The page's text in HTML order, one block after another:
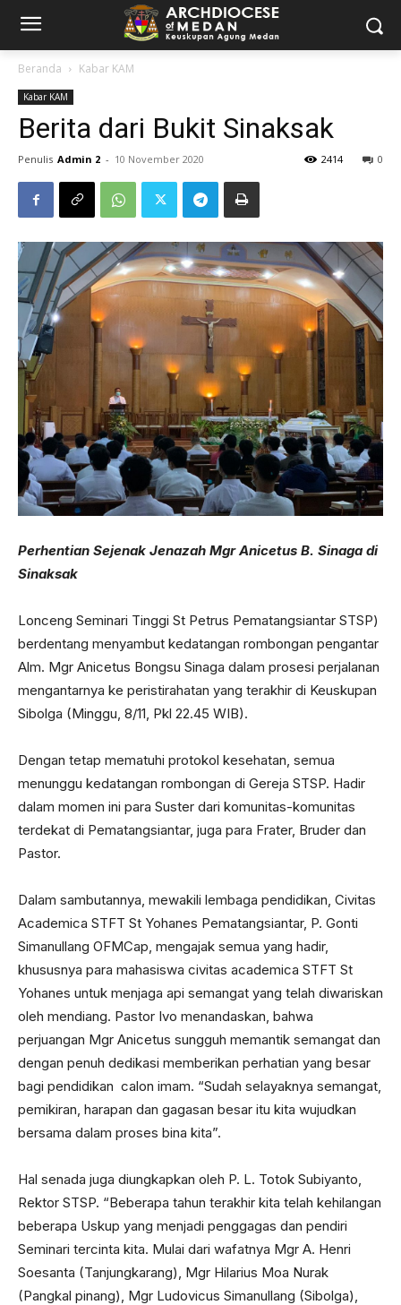
Beranda Kabar KAM
Kabar KAM
Berita dari Bukit Sinaksak
Penulis Admin 2 - 10 November 2020 0
2414
Perhentian Sejenak Jenazah Mgr Anicetus B. Sinaga di
Sinaksak
Lonceng Seminari Tinggi St Petrus Pematangsiantar STSP)
berdentang menyambut kedatangan rombongan pengantar
Alm. Mgr Anicetus Bongsu Sinaga dalam prosesi perjalanan
mengantarnya ke peristirahatan yang terakhir di Keuskupan
Sibolga (Minggu, 8/11, Pkl 22.45 WIB).
Dengan tetap mematuhi protokol kesehatan, semua
menunggu kedatangan rombongan di Gereja STSP. Hadir
dalam momen ini para Suster dari komunitas-komunitas
terdekat di Pematangsiantar, juga para Frater, Bruder dan
Pastor.
Dalam sambutannya, mewakili lembaga pendidikan, Civitas
Academica STFT St Yohanes Pematangsiantar, P. Gonti
Simanullang OFMCap, mengajak semua yang hadir,
khususnya para mahasiswa civitas academica STFT St
Yohanes untuk menjaga api semangat yang telah diwariskan
oleh mendiang. Pastor Ivo menandaskan, bahwa
perjuangan Mgr Anicetus sungguh memantik semangat dan
dengan penuh dedikasi memberikan perhatian yang besar
bagi pendidikan calon imam. “Sudah selayaknya semangat,
pemikiran, harapan dan gagasan besar itu kita wujudkan
bersama dalam proses bina kita”.
Hal senada juga diungkapkan oleh P. L. Totok Subiyanto,
Rektor STSP. “Beberapa tahun terakhir kita telah kehilangan
beberapa Uskup yang menjadi penggagas dan pendiri
Seminari tercinta kita. Mulai dari wafatnya Mgr A. Henri
Soesanta (Tanjungkarang), Mgr Hilarius Moa Nurak
(Pangkal pinang), Mgr Ludovicus Simanullang (Sibolga),